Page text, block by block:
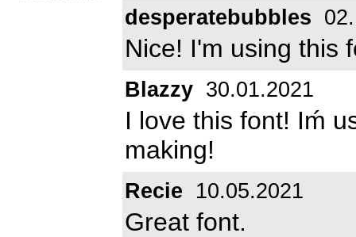
desperatebubbles
Nice! I'm using this
Blazzy 30.01.2021
I love this font! Iḿ
making!
Recie 10.05.2021
Great font.